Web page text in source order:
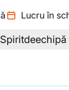
Lucru în